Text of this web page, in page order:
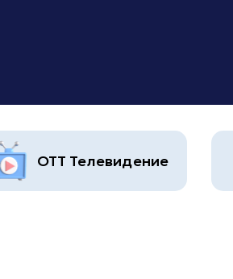
ОТТ Телевидение